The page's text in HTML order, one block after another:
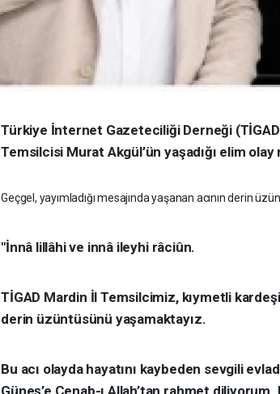
Türkiye İnternet Gazeteciliği Derneği
Temsilcisi Murat Akgül’ün yaşadığı elim
Geçgel, yayımladığı mesajında yaşanan acının derin
"İnnâ lillâhi ve innâ ileyhi râciûn.
TİGAD Mardin İl Temsilcimiz, kıymetli
derin üzüntüsünü yaşamaktayız.
Bu acı olayda hayatını kaybeden sevgili